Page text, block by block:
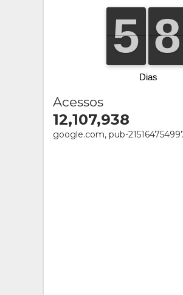
Acessos
12,107,938
google.com, pub-